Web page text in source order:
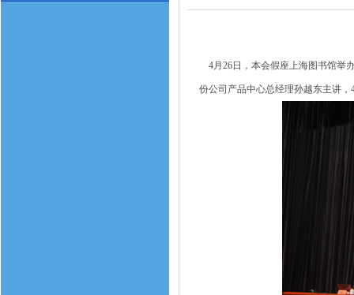
4月26日，本会假座上海图书馆举
份公司产品中心总经理孙越东主讲